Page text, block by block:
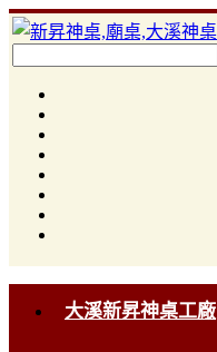
大溪新昇神桌工廠